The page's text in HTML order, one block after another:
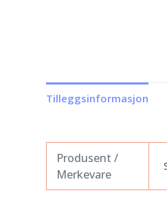
Tilleggsinformasjon
Produsent /
Merkevare